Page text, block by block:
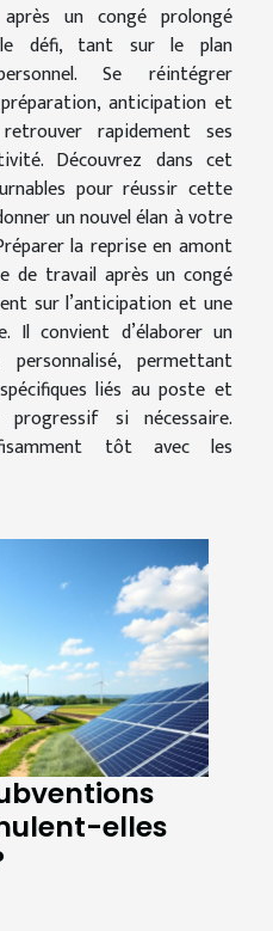
un congé prolongé
défi, tant sur le plan
Se réintégrer
anticipation et
rapidement ses
Découvrez dans cet
pour réussir cette
un nouvel élan à votre
la reprise en amont
de travail après un congé
sur l’anticipation et une
Il convient d’élaborer un
permettant
liés au poste et
si nécessaire.
tôt avec les
elles